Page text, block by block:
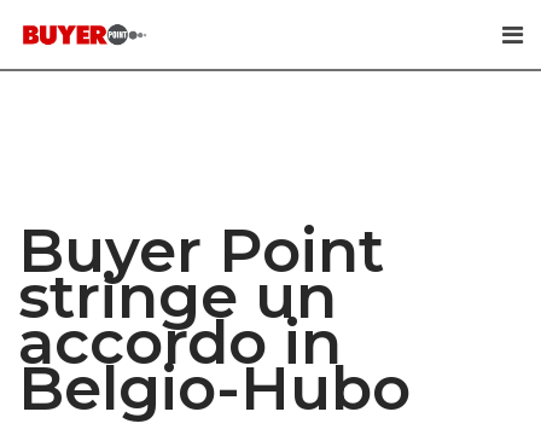
to
Buyer Point
stringe un
accordo in
Belgio-Hubo